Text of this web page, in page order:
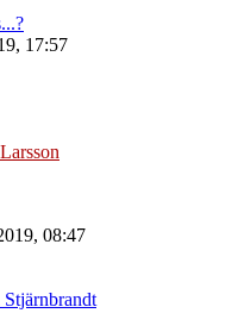
17:57
08:47